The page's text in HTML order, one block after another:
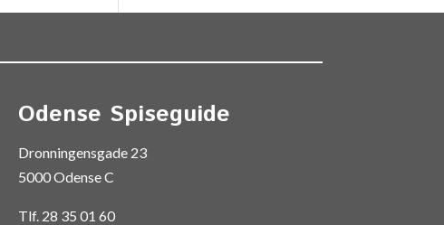
Odense Spiseguide
Dronningensgade 23
5000 Odense C
Tlf. 28 35 01 60